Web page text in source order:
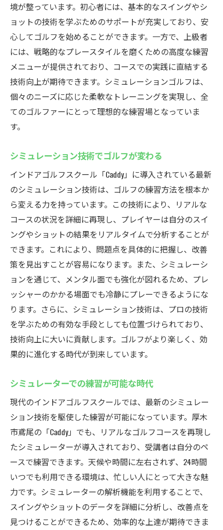
境が整っています。初心者には、基本的なスイングやシ
ョットの技術を学ぶためのサポートが充実しており、安
心してゴルフを始めることができます。一方で、上級者
には、戦略的なプレースタイルを磨くための高度な練習
メニューが提供されており、コースでの実践に直結する
技術向上が期待できます。シミュレーションゴルフは、
個々のニーズに応じた柔軟なトレーニングを実現し、全
てのゴルファーにとって理想的な練習場となっていま
す。
シミュレーション技術でゴルフが変わる
インドアゴルフスクール「Caddy」に導入されている最新
のシミュレーション技術は、ゴルフの練習方法を根本か
ら変える力を持っています。この技術により、リアルな
コースの状況を詳細に再現し、プレイヤーは自分のスイ
ングやショットの結果をリアルタイムで分析することが
できます。これにより、問題点を具体的に把握し、改善
策を見出すことが容易になります。また、シミュレーシ
ョンを通じて、メンタル面でも強化が図れるため、プレ
ッシャーのかかる場面でも冷静にプレーできるようにな
ります。さらに、シミュレーション技術は、プロの技術
を学ぶための有効な手段としても位置づけられており、
技術向上に大いに貢献します。ゴルフがより楽しく、効
果的に進化する時代が到来しています。
シミュレーターでの練習が可能な時代
現代のインドアゴルフスクールでは、最新のシミュレー
ション技術を駆使した練習が可能になっています。厚木
市鳶尾の「Caddy」でも、リアルなゴルフコースを再現し
たシミュレーターが導入されており、受講者は自分のペ
ースで練習できます。天候や時間に左右されず、24時間
いつでも利用できる環境は、忙しい人にとって大きな魅
力です。シミュレーターの解析機能を利用することで、
スイングやショットのデータを詳細に分析し、改善点を
見つけることができるため、効率的な上達が期待できま